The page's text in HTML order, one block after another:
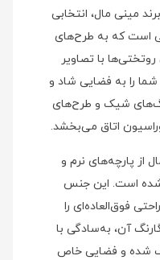
مینی‌ مال، انتخابی
است که به طرح‌های
با تصاویر
را به فضایی شاد و
شیک و طرح‌های
اتاق می‌بخشد.
از پارچه‌های نرم و
شده است. این جنس
فوق‌العاده‌ای را
آن، به‌سادگی با
شده و فضایی خاص